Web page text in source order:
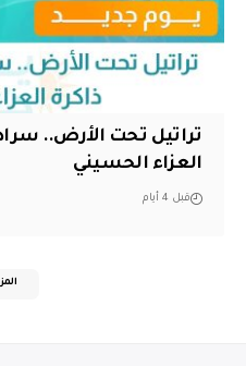
تراتيل تحت الأرض..
العزاء الحسيني
قبل 4 أيام